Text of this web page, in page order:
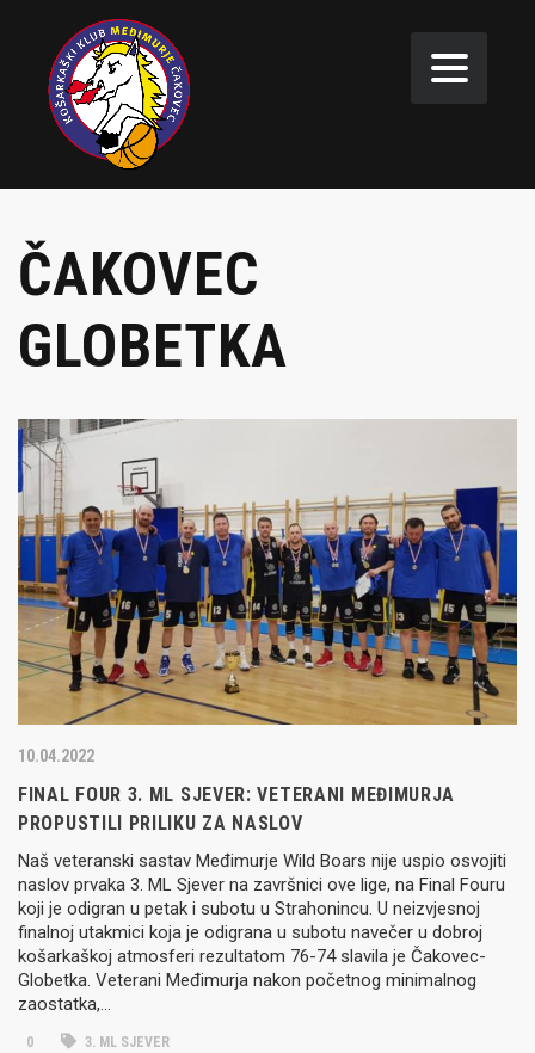
ČAKOVEC
GLOBETKA
10.04.2022
FINAL FOUR 3. ML SJEVER: VETERANI MEĐIMURJA
PROPUSTILI PRILIKU ZA NASLOV
Naš veteranski sastav Međimurje Wild Boars nije uspio osvojiti
naslov prvaka 3. ML Sjever na završnici ove lige, na Final Fouru
koji je odigran u petak i subotu u Strahonincu. U neizvjesnoj
finalnoj utakmici koja je odigrana u subotu navečer u dobroj
košarkaškoj atmosferi rezultatom 76-74 slavila je Čakovec-
Globetka. Veterani Međimurja nakon početnog minimalnog
zaostatka,…
0 3. ML SJEVER